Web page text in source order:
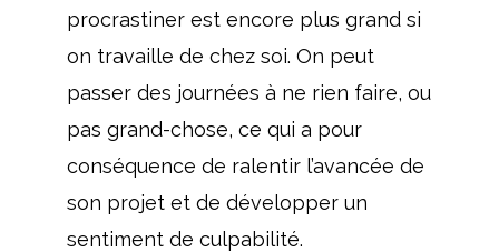
procrastiner est encore plus grand si
on travaille de chez soi. On peut
passer des journées à ne rien faire, ou
pas grand-chose, ce qui a pour
conséquence de ralentir l’avancée de
son projet et de développer un
sentiment de culpabilité.